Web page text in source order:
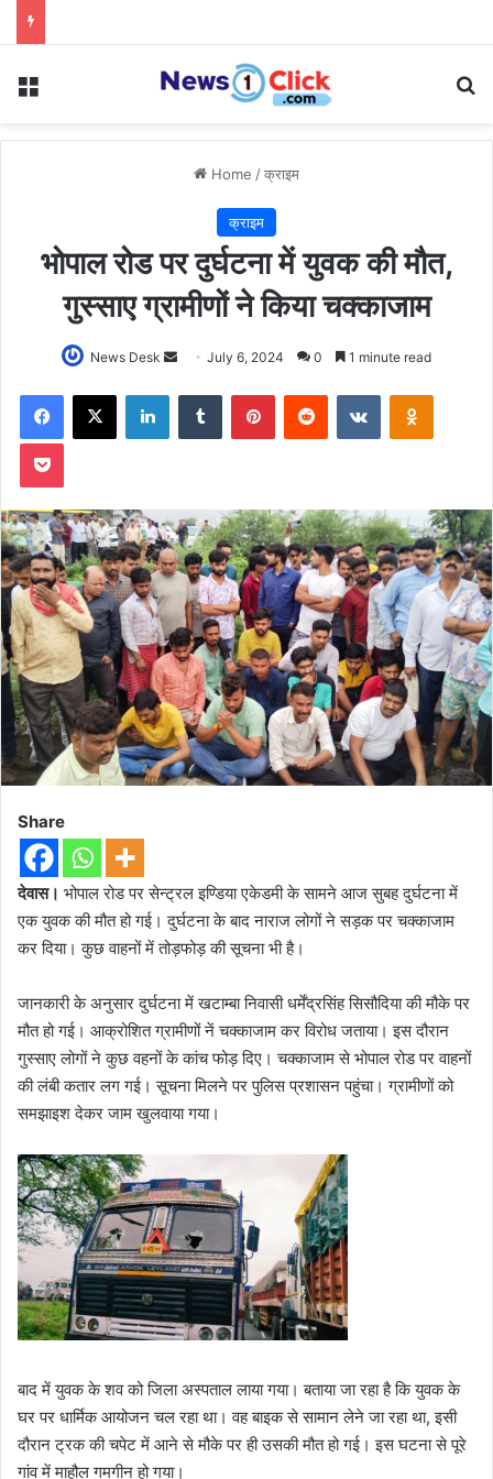
Menu
Home /क्राइम
क्राइम
भोपाल रोड पर दुर्घटना में युवक की मौत,
गुस्साए ग्रामीणों ने किया चक्काजाम
News Desk
Send
email
July 6, 2024 0 1 minute read
Facebook
X LinkedInTumblr PinterestReddit VKontakte
Pocket
Share
देवास। भोपाल रोड पर सेन्ट्रल इण्डिया एकेडमी के सामने आज सुबह दुर्घटना में
एक युवक की मौत हो गई। दुर्घटना के बाद नाराज लोगों ने सड़क पर चक्काजाम
कर दिया। कुछ वाहनों में तोड़फोड़ की सूचना भी है।
जानकारी के अनुसार दुर्घटना में खटाम्बा निवासी धर्मेंद्रसिंह सिसौदिया की मौके पर
मौत हो गई। आक्रोशित ग्रामीणों नें चक्काजाम कर विरोध जताया। इस दौरान
गुस्साए लोगों ने कुछ वहनों के कांच फोड़ दिए। चक्काजाम से भोपाल रोड पर वाहनों
की लंबी कतार लग गई। सूचना मिलने पर पुलिस प्रशासन पहुंचा। ग्रामीणों को
समझाइश देकर जाम खुलवाया गया।
बाद में युवक के शव को जिला अस्पताल लाया गया। बताया जा रहा है कि युवक के
घर पर धार्मिक आयोजन चल रहा था। वह बाइक से सामान लेने जा रहा था, इसी
दौरान ट्रक की चपेट में आने से मौके पर ही उसकी मौत हो गई। इस घटना से पूरे
गांव में माहौल गमगीन हो गया।